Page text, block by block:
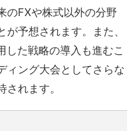
のFXや株式以外の分野
予想されます。また、
した戦略の導入も進むこ
ィング大会としてさらな
れます。